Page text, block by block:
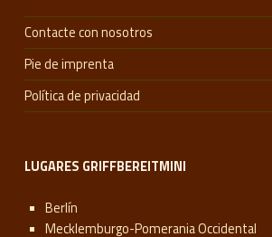
Contacte con nosotros
Pie de imprenta
Política de privacidad
LUGARES GRIFFBEREITMINI
Berlín
Mecklemburgo-Pomerania Occidental